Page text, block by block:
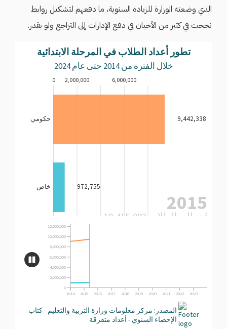
الذي وضعته الوزارة للزيادة السنوية، ما دفعهم لتشكيل روابط
نجحت في كثير من الأحيان في دفع الإدارات إلى التراجع ولو بقدر.